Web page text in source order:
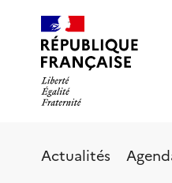
contenu
principal
Actualités